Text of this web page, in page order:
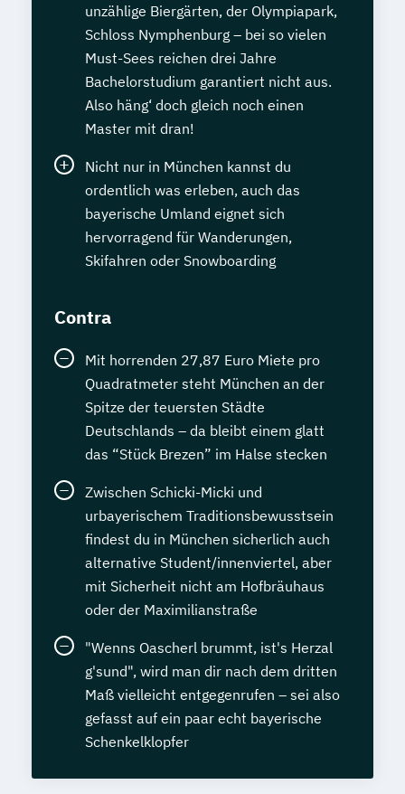
unzählige Biergärten, der Olympiapark,
Schloss Nymphenburg – bei so vielen
Must-Sees reichen drei Jahre
Bachelorstudium garantiert nicht aus.
Also häng‘ doch gleich noch einen
Master mit dran!
Nicht nur in München kannst du
ordentlich was erleben, auch das
bayerische Umland eignet sich
hervorragend für Wanderungen,
Skifahren oder Snowboarding
Contra
Mit horrenden 27,87 Euro Miete pro
Quadratmeter steht München an der
Spitze der teuersten Städte
Deutschlands – da bleibt einem glatt
das “Stück Brezen” im Halse stecken
Zwischen Schicki-Micki und
urbayerischem Traditionsbewusstsein
findest du in München sicherlich auch
alternative Student/innenviertel, aber
mit Sicherheit nicht am Hofbräuhaus
oder der Maximilianstraße
"Wenns Oascherl brummt, ist's Herzal
g'sund", wird man dir nach dem dritten
Maß vielleicht entgegenrufen – sei also
gefasst auf ein paar echt bayerische
Schenkelklopfer